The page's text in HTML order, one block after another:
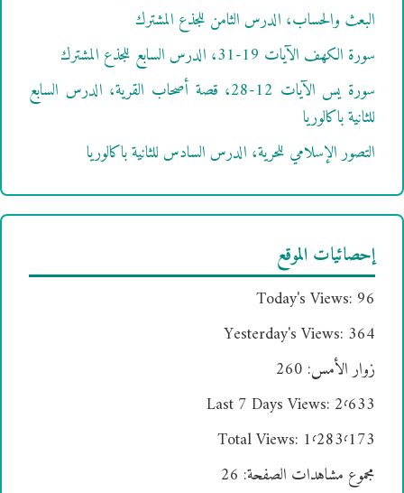
البعث والحساب، الدرس الثامن للجذع المشترك
سورة الكهف الآيات 19-31، الدرس السابع للجذع المشترك
سورة يس الآيات 12-28، قصة أصحاب القرية، الدرس السابع
للثانية باكالوريا
التصور الإسلامي للحرية، الدرس السادس للثانية باكالوريا
إحصائيات الموقع
Today's Views: 96
Yesterday's Views: 364
زوار الأمس: 260
Last 7 Days Views: 2٬633
Total Views: 1٬283٬173
مجموع مشاهدات الصفحة: 26